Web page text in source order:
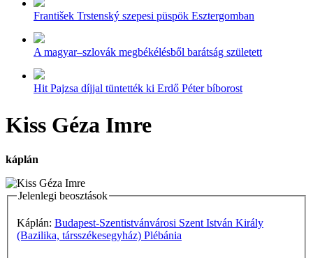
František Trstenský szepesi püspök Esztergomban
A magyar–szlovák megbékélésből barátság született
Hit Pajzsa díjjal tüntették ki Erdő Péter bíborost
Kiss Géza Imre
káplán
Jelenlegi beosztások
Káplán: Budapest-Szentistvánvárosi Szent István Király
(Bazilika, társszékesegyház) Plébánia